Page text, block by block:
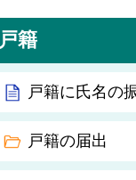
戸籍
戸籍に氏名の
戸籍の届出